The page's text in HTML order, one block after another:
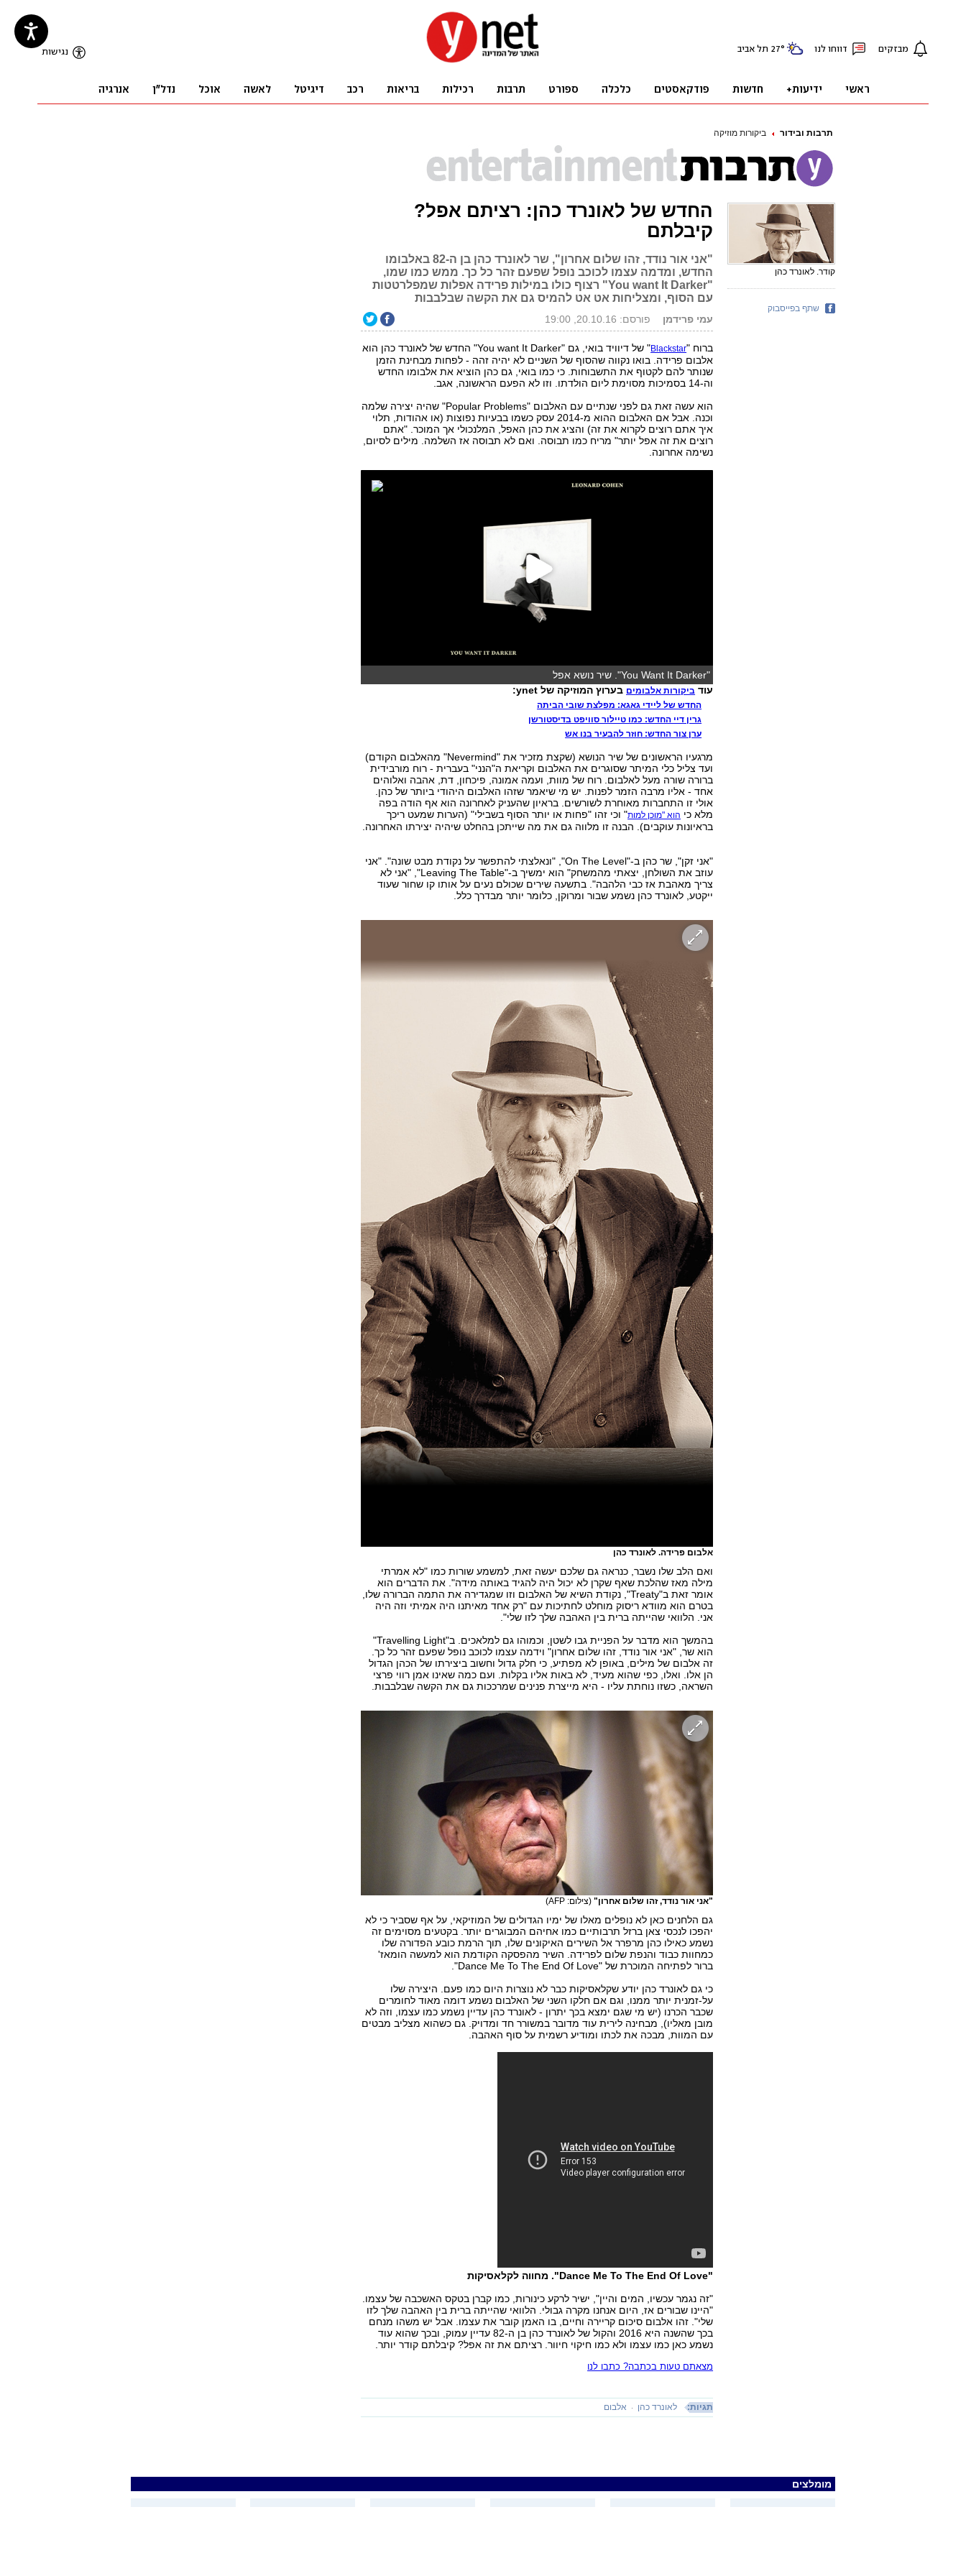
תרבות ובידור ביקורות מוזיקה
החדש של לאונרד כהן: רציתם אפל?
קיבלתם
"אני אור נודד, זהו שלום אחרון", שר לאונרד כהן בן ה-82 באלבומו
החדש, ומדמה עצמו לכוכב נופל שפעם זהר כל כך. ממש כמו שמו,
"You want It Darker" רצוף כולו במילות פרידה אפלות שמפלרטטות
עם הסוף, ומצליחות אט אט להמיס גם את הקשה שבלבבות
עמי פרידמן פורסם: 20.10.16, 19:00
ברוח "Blackstar
" של דיוויד בואי, גם "You want It Darker" החדש של לאונרד כהן הוא
אלבום פרידה. בואו נקווה שהסוף של השניים לא יהיה זהה - לפחות מבחינת הזמן
שנותר להם לקטוף את התשבוחות. כי כמו בואי, גם כהן הוציא את אלבומו החדש
וה-14 בסמיכות מסוימת ליום הולדתו. וזו לא הפעם הראשונה, אגב.
הוא עשה זאת גם לפני שנתיים עם האלבום "Popular Problems" שהיה יצירה שלמה
וכנה. אבל אם האלבום ההוא מ-2014 עסק כשמו בבעיות נפוצות (או אהודות, תלוי
איך אתם רוצים לקרוא את זה) והציג את כהן האפל, המלנכולי אך המוכר. "אתם
רוצים את זה אפל יותר" מריח כמו תבוסה. ואם לא תבוסה אז השלמה. מילים לסיום,
נשימה אחרונה.
"You Want It Darker". שיר נושא אפל
עוד ביקורות אלבומים בערוץ המוזיקה של ynet:
החדש של ליידי גאגא: מפלצת שובי הביתה
גרין דיי החדש: כמו טיילור סוויפט בדיסטורשן
ערן צור החדש: חוזר להבעיר בנו אש
מרגעיו הראשונים של שיר הנושא (שקצת מזכיר את "Nevermind" מהאלבום הקודם)
ועד צליל כלי המיתר שסוגרים את האלבום וקריאת ה"הנני" בעברית - רוח מורבידית
ברורה שורה מעל לאלבום. רוח של מוות, ועמה אמונה, פיכחון, דת, אהבה ואלוהים
אחד - אליו מרבה הזמר לפנות. יש מי שיאמר שזהו האלבום היהודי ביותר של כהן.
אולי זו התחברות מאוחרת לשורשים. בראיון שהעניק לאחרונה הוא אף הודה בפה
מלא כי הוא "מוכן למות" וכי זהו "פחות או יותר הסוף בשבילי" (הערות שמעט ריכך
בראיונות עוקבים). הבנה זו מלווה גם את מה שייתכן בהחלט שיהיה יצירתו האחרונה.
"אני זקן", שר כהן ב-"On The Level", "ונאלצתי להתפשר על נקודת מבט שונה". "אני
עוזב את השולחן, יצאתי מהמשחק" הוא ימשיך ב-"Leaving The Table", "אני לא
צריך מאהבת אז כבי הלהבה". בתשעה שירים שכולם נעים על אותו קו שחור שעוד
ייקטע, לאונרד כהן נשמע שבור ומרוקן, כלומר יותר מבדרך כלל.
אלבום פרידה. לאונרד כהן
ואם הלב שלו נשבר, כנראה גם שלכם יעשה זאת, למשמע שורות כמו "לא אמרתי
מילה מאז שהלכת שאף שקרן לא יכול היה להגיד באותה מידה". את הדברים הוא
אומר זאת ב"Treaty", נקודת השיא של האלבום וזו שמגדירה את התמה הברורה שלו,
בטרם הוא מוודא ריסוק מוחלט לחתיכות עם "רק אחד מאיתנו היה אמיתי וזה היה
אני. הלוואי שהייתה ברית בין האהבה שלך לזו שלי".
בהמשך הוא מדבר על הפניית גבו לשטן, וכמוהו גם למלאכים. ב"Travelling Light"
הוא שר, "אני אור נודד, זהו שלום אחרון" וידמה עצמו לכוכב נופל שפעם זהר כל כך.
זה אלבום של מילים, באופן לא מפתיע, כי חלק גדול וחשוב ביצירתו של הכהן הגדול
הן אלו. ואלו, כפי שהוא מעיד, לא באות אליו בקלות. ועם כמה שאינו אמן רווי פרצי
השראה, כשזו נוחתת עליו - היא מייצרת פנינים שמרככות גם את הקשה שבלבבות.
"אני אור נודד, זהו שלום אחרון" (צילום: AFP)
גם הלחנים כאן לא נופלים מאלו של ימיו הגדולים של המוזיקאי, על אף שסביר כי לא
יהפכו לנכסי צאן ברזל תרבותיים כמו אחיהם המבוגרים יותר. בקטעים מסוימים זה
נשמע כאילו כהן מרפרר אל השירים האיקונים שלו, תוך הרמת כובע הפדורה שלו
כמחוות כבוד והנפת שלום לפרידה. השיר מהפסקה הקודמת הוא למעשה הומאז'
ברור לפתיחה המוכרת של "Dance Me To The End Of Love".
כי גם לאונרד כהן יודע שקלאסיקות כבר לא נוצרות היום כמו פעם. היצירה שלו
על-זמנית יותר ממנו, וגם אם חלקו השני של האלבום נשמע דומה מאוד לחומרים
שכבר הכרנו (יש מי שגם ימצא בכך יתרון - לאונרד כהן עדיין נשמע כמו עצמו, וזה לא
מובן מאליו), מבחינה לירית עוד מדובר במשורר חד ומדויק. גם כשהוא מצליב מבטים
עם המוות, מבכה את לכתו ומודיע רשמית על סוף האהבה.
"Dance Me To The End Of Love". מחווה לקלאסיקות
"זה נגמר עכשיו, המים והיין", ישיר לרקע כינורות, כמו קברן בטקס האשכבה של עצמו.
"היינו שבורים אז, היום אנחנו מקרה גבולי. הלוואי שהייתה ברית בין האהבה שלך לזו
שלי". זהו אלבום סיכום קריירה וחיים, בו האמן קובר את עצמו. אבל יש משהו מנחם
בכך שהשנה היא 2016 והקול של לאונרד כהן בן ה-82 עדיין עמוק, ובכך שהוא עוד
נשמע כאן כמו עצמו ולא כמו חיקוי חיוור. רציתם את זה אפל? קיבלתם קודר יותר.
מצאתם טעות בכתבה? כתבו לנו
תגיות: לאונרד כהן אלבום
קודר. לאונרד כהן
שתף בפייסבוק
מומלצים